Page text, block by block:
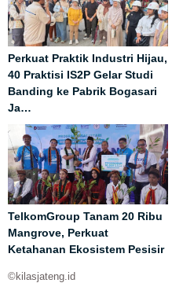
Perkuat Praktik Industri Hijau,
40 Praktisi IS2P Gelar Studi
Banding ke Pabrik Bogasari
Ja…
TelkomGroup Tanam 20 Ribu
Mangrove, Perkuat
Ketahanan Ekosistem Pesisir
©kilasjateng.id